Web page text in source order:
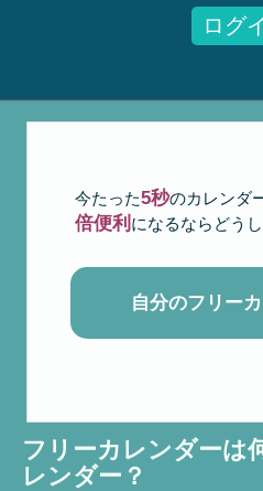
ログ
今たった5秒のカレンダ
倍便利 になるならどう
自分のフリー
フリーカレンダーは
レンダー？